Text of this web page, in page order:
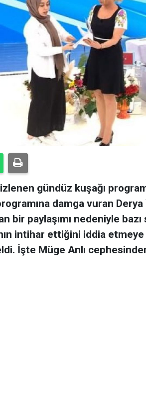
gündüz kuşağı
damga vuran Derya
bir paylaşımı nedeniyle
intihar ettiğini iddia
İşte Müge Anlı